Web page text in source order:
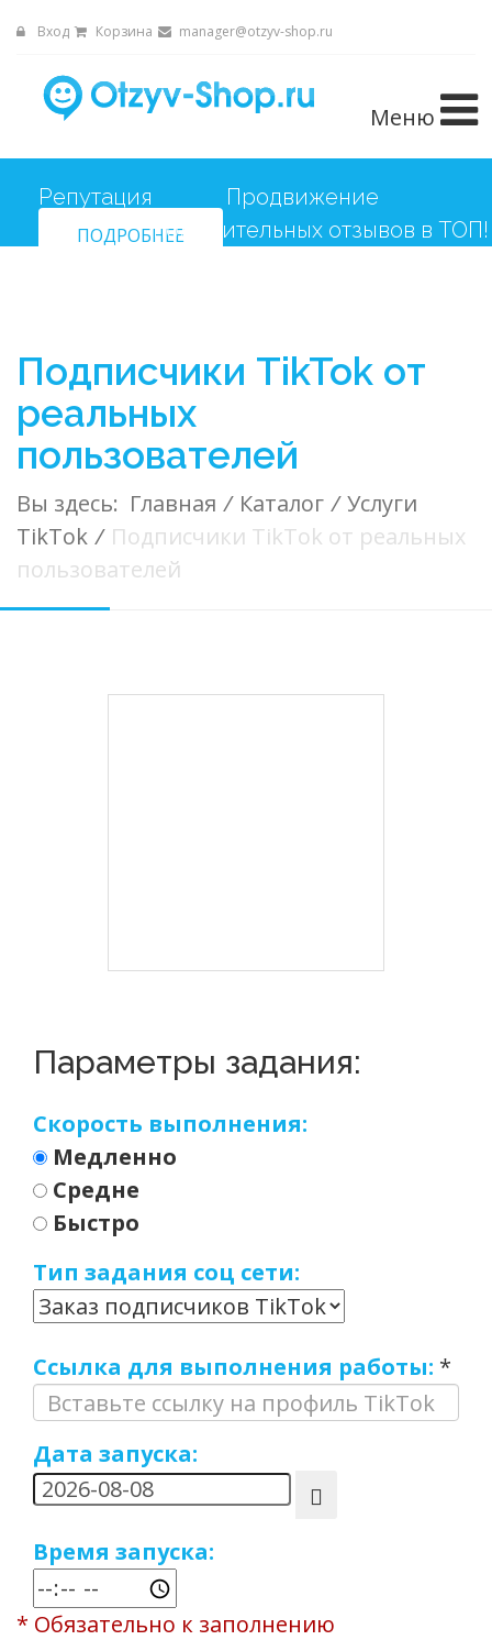
Вход Корзина manager@otzyv-shop.ru
Меню
Репутация
Продвижение
положительных отзывов в ТОП!
ПОДРОБНЕЕ
Подписчики TikTok от
реальных
пользователей
Вы здесь: Главная / Каталог / Услуги
TikTok / Подписчики TikTok от реальных
пользователей
Параметры задания:
Скорость выполнения:
Медленно
Средне
Быстро
Тип задания соц сети:
Ссылка для выполнения работы: *
Дата запуска:
Время запуска:
* Обязательно к заполнению